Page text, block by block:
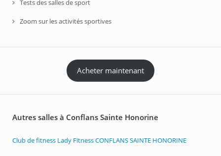
Tests des salles de sport
Zoom sur les activités sportives
Acheter maintenant
Autres salles à Conflans Sainte Honorine
Club de fitness Lady Fitness CONFLANS SAINTE HONORINE